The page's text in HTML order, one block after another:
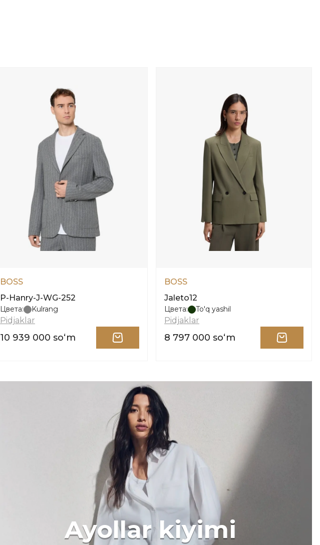
BOSS
P-Hanry-J-WG-252
Цвета: Kulrang
Pidjaklar
10 939 000 soʻm
BOSS
Jaleto12
Цвета: To'q yashil
Pidjaklar
8 797 000 soʻm
Ayollar kiyimi